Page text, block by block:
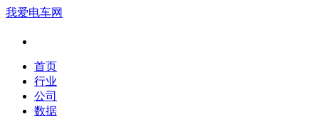
我爱电车网
首页
行业
公司
数据